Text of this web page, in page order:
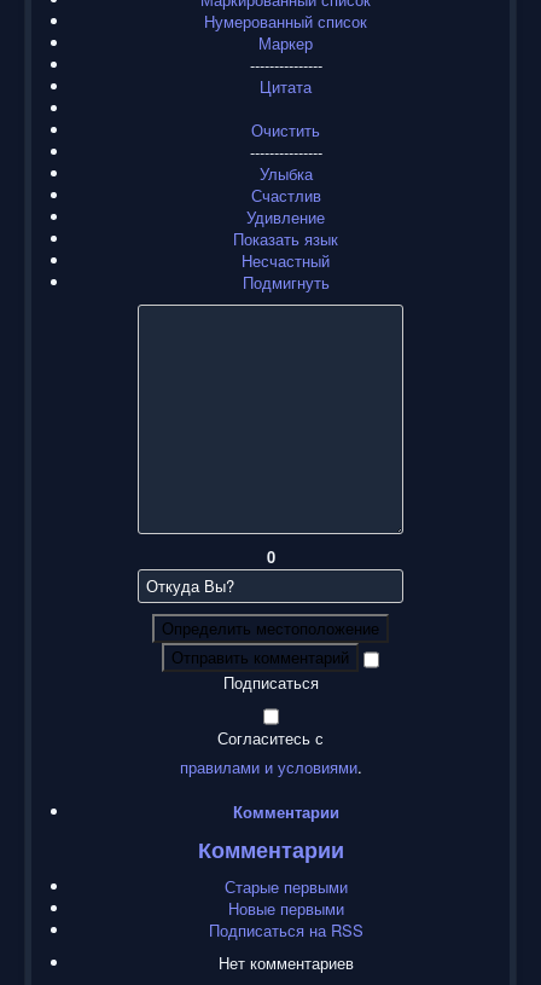
Нумерованный список
Маркер
---------------
Цитата
Очистить
---------------
Улыбка
Счастлив
Удивление
Показать язык
Несчастный
Подмигнуть
0
Определить местоположение
Отправить комментарий
Подписаться
Согласитесь с
правилами и условиями.
Комментарии
Комментарии
Старые первыми
Новые первыми
Подписаться на RSS
Нет комментариев